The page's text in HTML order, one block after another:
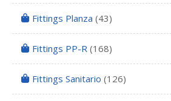
Fittings Planza (43)
Fittings PP-R (168)
Fittings Sanitario (126)